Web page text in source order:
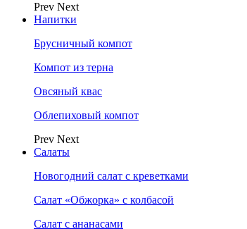
Prev Next
Напитки
Брусничный компот
Компот из терна
Овсяный квас
Облепиховый компот
Prev Next
Салаты
Новогодний салат с креветками
Салат «Обжорка» с колбасой
Салат с ананасами